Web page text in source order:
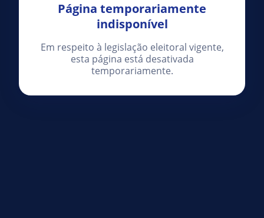
Página temporariamente
indisponível
Em respeito à legislação eleitoral vigente,
esta página está desativada
temporariamente.